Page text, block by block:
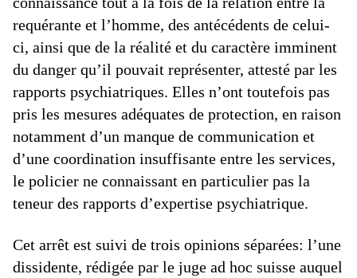
requérante et l’homme, des antécédents de celui-
ci, ainsi que de la réalité et du caractère imminent
du danger qu’il pouvait représenter, attesté par les
rapports psychiatriques. Elles n’ont toutefois pas
pris les mesures adéquates de protection, en raison
notamment d’un manque de communication et
d’une coordination insuffisante entre les services,
le policier ne connaissant en particulier pas la
teneur des rapports d’expertise psychiatrique.
Cet arrêt est suivi de trois opinions séparées: l’une
dissidente, rédigée par le juge ad hoc suisse auquel